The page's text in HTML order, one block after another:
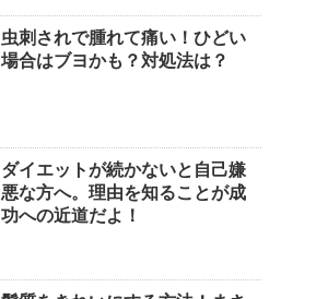
虫刺されで腫れて痛い！ひどい
場合はブヨかも？対処法は？
ダイエットが続かないと自己嫌
悪な方へ。理由を知ることが成
功への近道だよ！